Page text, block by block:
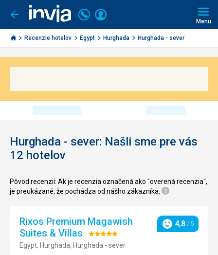
Ísť
späť
Invia.sk
Volajte
+421
2
3221
Prihlásiť
Menu
Recenzie hotelov Egypt Hurghada Hurghada - sever
Hurghada - sever: Našli sme pre vás
12 hotelov
Pôvod recenzií: Ak je recenzia označená ako "overená recenzia",
je preukázané, že pochádza od nášho zákazníka.
Rixos Premium Magawish
Suites & Villas Hodnotenie:
5/5
Egypt, Hurghada, Hurghada - sever
Hodnotenie
4,8 / 5